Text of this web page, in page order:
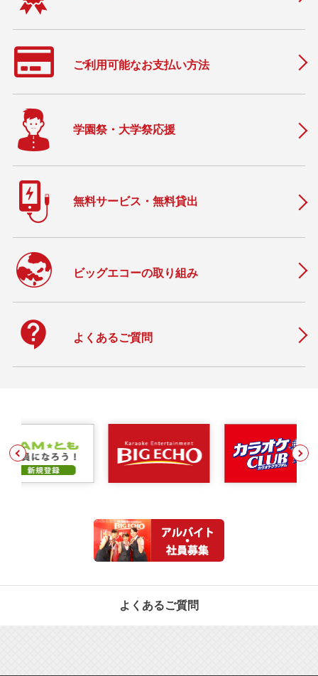
ご利用可能なお支払い方法
学園祭・大学祭応援
無料サービス・無料貸出
ビッグエコーの取り組み
contact_support よくあるご質問
よくあるご質問